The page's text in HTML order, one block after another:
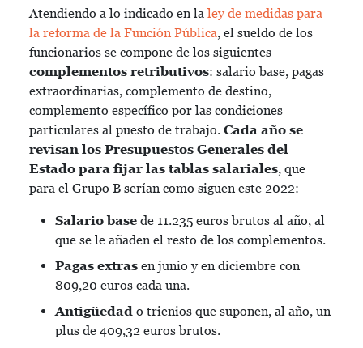
Atendiendo a lo indicado en la ley de medidas para
la reforma de la Función Pública, el sueldo de los
funcionarios se compone de los siguientes
complementos retributivos: salario base, pagas
extraordinarias, complemento de destino,
complemento específico por las condiciones
particulares al puesto de trabajo. Cada año se
revisan los Presupuestos Generales del
Estado para fijar las tablas salariales, que
para el Grupo B serían como siguen este 2022:
Salario base de 11.235 euros brutos al año, al
que se le añaden el resto de los complementos.
Pagas extras en junio y en diciembre con
809,20 euros cada una.
Antigüedad o trienios que suponen, al año, un
plus de 409,32 euros brutos.